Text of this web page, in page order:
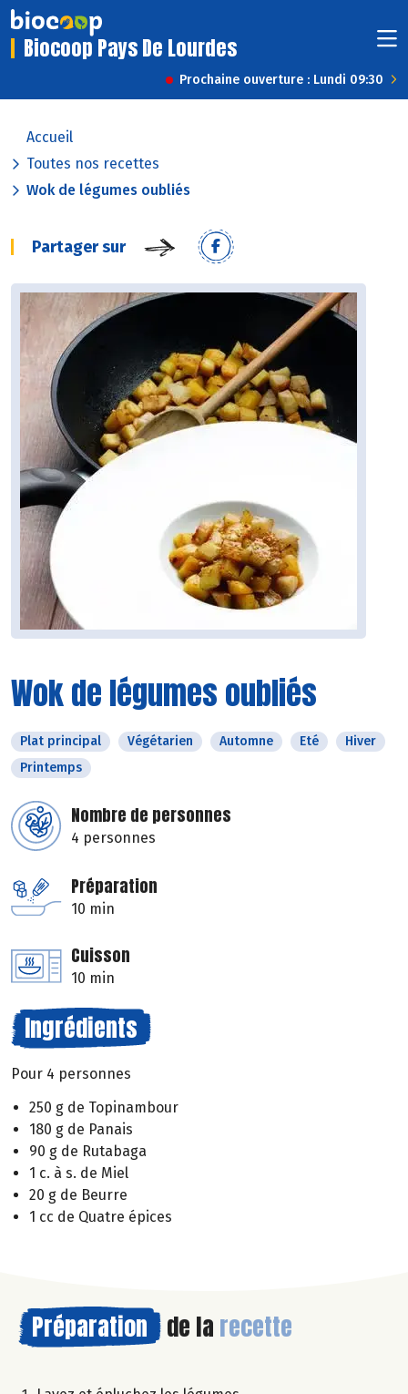
Biocoop Pays De Lourdes
Prochaine ouverture : Lundi 09:30
Accueil
Toutes nos recettes
Wok de légumes oubliés
Partager sur
Wok de légumes oubliés
Plat principal Végétarien Automne Eté
Hiver
Printemps
Nombre de personnes
4 personnes
Préparation
10 min
Cuisson
10 min
Ingrédients
Pour 4 personnes
250 g de Topinambour
180 g de Panais
90 g de Rutabaga
1 c. à s. de Miel
20 g de Beurre
1 cc de Quatre épices
Préparation de la recette